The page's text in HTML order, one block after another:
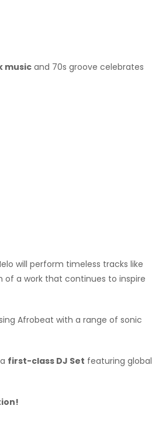
musicand 70s groove celebrates
will perform timeless tracks like
of a work that continues to inspire
Afrobeat with a range of sonic
first-class DJ Set featuring global